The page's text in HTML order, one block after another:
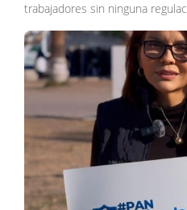
trabajadores sin ninguna